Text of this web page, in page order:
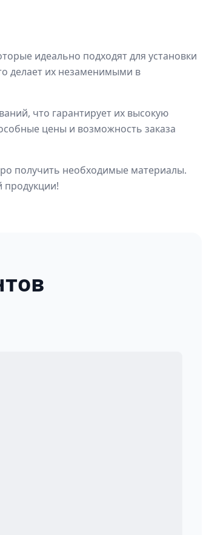
идеально подходят для установки
делает их незаменимыми в
что гарантирует их высокую
цены и возможность заказа
получить необходимые материалы.
продукции!